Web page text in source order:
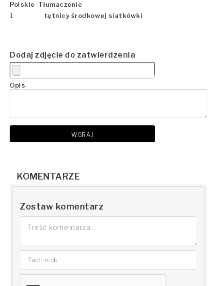
Polskie Tłumaczenie
1
tętnicy środkowej siatkówki
Dodaj zdjęcie do zatwierdzenia
Opis
WGRAJ
KOMENTARZE
Zostaw komentarz